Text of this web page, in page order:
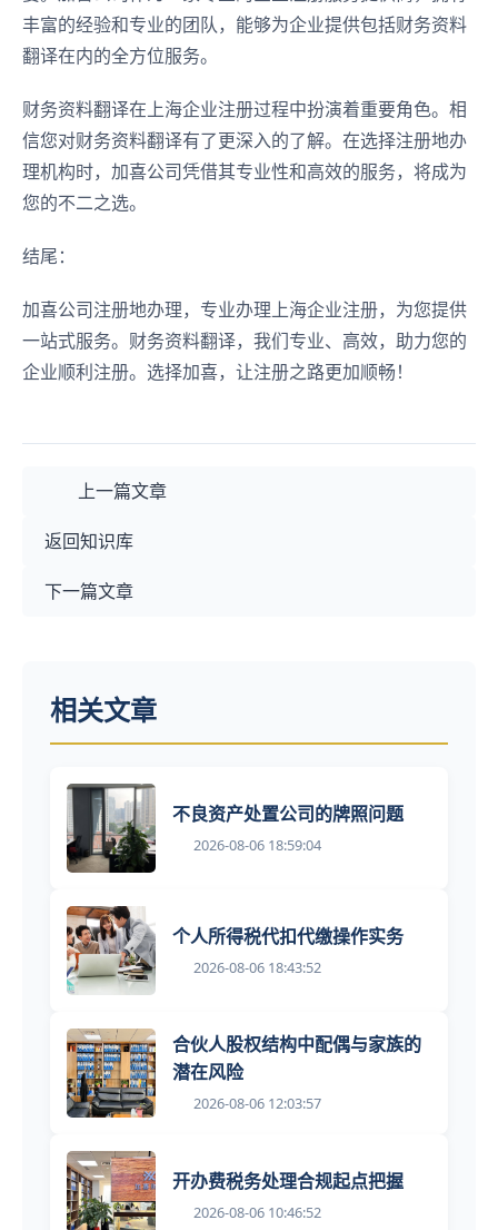
丰富的经验和专业的团队，能够为企业提供包括财务资料
翻译在内的全方位服务。
财务资料翻译在上海企业注册过程中扮演着重要角色。相
信您对财务资料翻译有了更深入的了解。在选择注册地办
理机构时，加喜公司凭借其专业性和高效的服务，将成为
您的不二之选。
结尾：
加喜公司注册地办理，专业办理上海企业注册，为您提供
一站式服务。财务资料翻译，我们专业、高效，助力您的
企业顺利注册。选择加喜，让注册之路更加顺畅！
上一篇文章
返回知识库
下一篇文章
相关文章
不良资产处置公司的牌照问题
2026-08-06 18:59:04
个人所得税代扣代缴操作实务
2026-08-06 18:43:52
合伙人股权结构中配偶与家族的
潜在风险
2026-08-06 12:03:57
开办费税务处理合规起点把握
2026-08-06 10:46:52